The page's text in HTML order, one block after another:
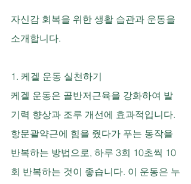
자신감 회복을 위한 생활 습관과 운동을
소개합니다.
1. 케겔 운동 실천하기
케겔 운동은 골반저근육을 강화하여 발
기력 향상과 조루 개선에 효과적입니다.
항문괄약근에 힘을 줬다가 푸는 동작을
반복하는 방법으로, 하루 3회 10초씩 10
회 반복하는 것이 좋습니다. 이 운동은 누